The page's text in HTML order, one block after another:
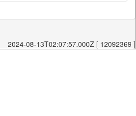
2024-08-13T02:07:57.000Z [ 12092369 ]